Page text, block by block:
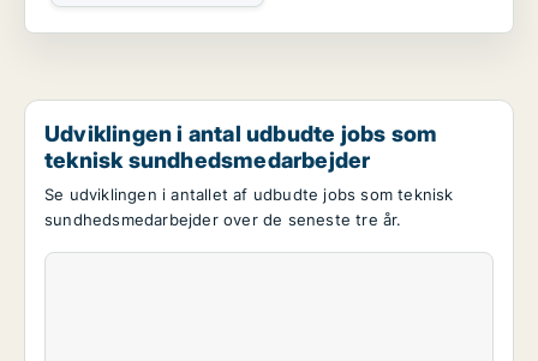
Udviklingen i antal udbudte jobs som
teknisk sundhedsmedarbejder
Se udviklingen i antallet af udbudte jobs som teknisk
sundhedsmedarbejder over de seneste tre år.